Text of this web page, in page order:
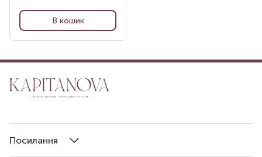
В кошик
Посилання